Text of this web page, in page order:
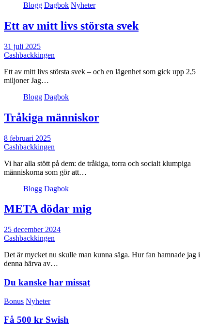
Blogg Dagbok Nyheter
Ett av mitt livs största svek
31 juli 2025
Cashbackkingen
Ett av mitt livs största svek – och en lägenhet som gick upp 2,5
miljoner Jag…
Blogg Dagbok
Tråkiga människor
8 februari 2025
Cashbackkingen
Vi har alla stött på dem: de tråkiga, torra och socialt klumpiga
människorna som gör att…
Blogg Dagbok
META dödar mig
25 december 2024
Cashbackkingen
Det är mycket nu skulle man kunna säga. Hur fan hamnade jag i
denna härva av…
Du kanske har missat
Bonus Nyheter
Få 500 kr Swish